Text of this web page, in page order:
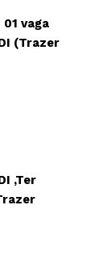
01 vaga
(Trazer
,Ter